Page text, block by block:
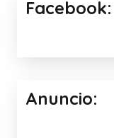
Facebook:
Anuncio: